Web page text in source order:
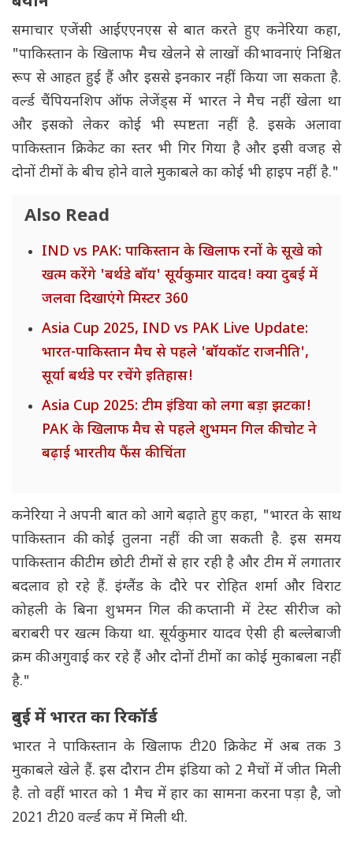
समाचार एजेंसी आईएएनएस से बात करते हुए कनेरिया कहा,
"पाकिस्तान के खिलाफ मैच खेलने से लाखों की भावनाएं निश्चित
रूप से आहत हुई हैं और इससे इनकार नहीं किया जा सकता है.
वर्ल्ड चैंपियनशिप ऑफ लेजेंड्स में भारत ने मैच नहीं खेला था
और इसको लेकर कोई भी स्पष्टता नहीं है. इसके अलावा
पाकिस्तान क्रिकेट का स्तर भी गिर गिया है और इसी वजह से
दोनों टीमों के बीच होने वाले मुकाबले का कोई भी हाइप नहीं है."
Also Read
IND vs PAK: पाकिस्तान के खिलाफ रनों के सूखे को
खत्म करेंगे 'बर्थडे बॉय' सूर्यकुमार यादव! क्या दुबई में
जलवा दिखाएंगे मिस्टर 360
Asia Cup 2025, IND vs PAK Live Update:
भारत-पाकिस्तान मैच से पहले 'बॉयकॉट राजनीति',
सूर्या बर्थडे पर रचेंगे इतिहास!
Asia Cup 2025: टीम इंडिया को लगा बड़ा झटका!
PAK के खिलाफ मैच से पहले शुभमन गिल की चोट ने
बढ़ाई भारतीय फैंस की चिंता
कनेरिया ने अपनी बात को आगे बढ़ाते हुए कहा, "भारत के साथ
पाकिस्तान की कोई तुलना नहीं की जा सकती है. इस समय
पाकिस्तान की टीम छोटी टीमों से हार रही है और टीम में लगातार
बदलाव हो रहे हैं. इंग्लैंड के दौरे पर रोहित शर्मा और विराट
कोहली के बिना शुभमन गिल की कप्तानी में टेस्ट सीरीज को
बराबरी पर खत्म किया था. सूर्यकुमार यादव ऐसी ही बल्लेबाजी
क्रम की अगुवाई कर रहे हैं और दोनों टीमों का कोई मुकाबला नहीं
है."
दुबई में भारत का रिकॉर्ड
भारत ने पाकिस्तान के खिलाफ टी20 क्रिकेट में अब तक 3
मुकाबले खेले हैं. इस दौरान टीम इंडिया को 2 मैचों में जीत मिली
है. तो वहीं भारत को 1 मैच में हार का सामना करना पड़ा है, जो
2021 टी20 वर्ल्ड कप में मिली थी.